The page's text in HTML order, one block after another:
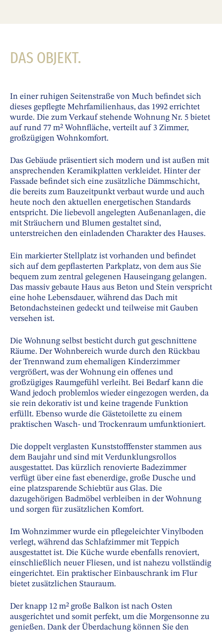
DAS OBJEKT.
In einer ruhigen Seitenstraße von Much befindet sich
dieses gepflegte Mehrfamilienhaus, das 1992 errichtet
wurde. Die zum Verkauf stehende Wohnung Nr. 5 bietet
auf rund 77 m² Wohnfläche, verteilt auf 3 Zimmer,
großzügigen Wohnkomfort.
Das Gebäude präsentiert sich modern und ist außen mit
ansprechenden Keramikplatten verkleidet. Hinter der
Fassade befindet sich eine zusätzliche Dämmschicht,
die bereits zum Bauzeitpunkt verbaut wurde und auch
heute noch den aktuellen energetischen Standards
entspricht. Die liebevoll angelegten Außenanlagen, die
mit Sträuchern und Blumen gestaltet sind,
unterstreichen den einladenden Charakter des Hauses.
Ein markierter Stellplatz ist vorhanden und befindet
sich auf dem gepflasterten Parkplatz, von dem aus Sie
bequem zum zentral gelegenen Hauseingang gelangen.
Das massiv gebaute Haus aus Beton und Stein verspricht
eine hohe Lebensdauer, während das Dach mit
Betondachsteinen gedeckt und teilweise mit Gauben
versehen ist.
Die Wohnung selbst besticht durch gut geschnittene
Räume. Der Wohnbereich wurde durch den Rückbau
der Trennwand zum ehemaligen Kinderzimmer
vergrößert, was der Wohnung ein offenes und
großzügiges Raumgefühl verleiht. Bei Bedarf kann die
Wand jedoch problemlos wieder eingezogen werden, da
sie rein dekorativ ist und keine tragende Funktion
erfüllt. Ebenso wurde die Gästetoilette zu einem
praktischen Wasch- und Trockenraum umfunktioniert.
Die doppelt verglasten Kunststofffenster stammen aus
dem Baujahr und sind mit Verdunklungsrollos
ausgestattet. Das kürzlich renovierte Badezimmer
verfügt über eine fast ebenerdige, große Dusche und
eine platzsparende Schiebtür aus Glas. Die
dazugehörigen Badmöbel verbleiben in der Wohnung
und sorgen für zusätzlichen Komfort.
Im Wohnzimmer wurde ein pflegeleichter Vinylboden
verlegt, während das Schlafzimmer mit Teppich
ausgestattet ist. Die Küche wurde ebenfalls renoviert,
einschließlich neuer Fliesen, und ist nahezu vollständig
eingerichtet. Ein praktischer Einbauschrank im Flur
bietet zusätzlichen Stauraum.
Der knapp 12 m² große Balkon ist nach Osten
ausgerichtet und somit perfekt, um die Morgensonne zu
genießen. Dank der Überdachung können Sie den